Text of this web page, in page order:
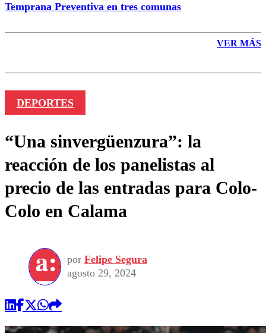
Temprana Preventiva en tres comunas
VER MÁS
DEPORTES
“Una sinvergüenzura”: la
reacción de los panelistas al
precio de las entradas para Colo-
Colo en Calama
por Felipe Segura
agosto 29, 2024